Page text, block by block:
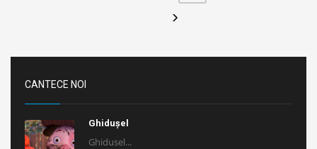
CANTECE NOI
Ghidușel
Ghidusel...